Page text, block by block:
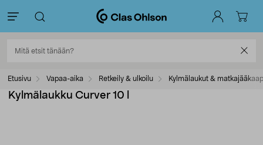
Etusivu Vapaa-aika Retkeily & ulkoilu Kylmälaukut &
Kylmälaukku Curver 10 l